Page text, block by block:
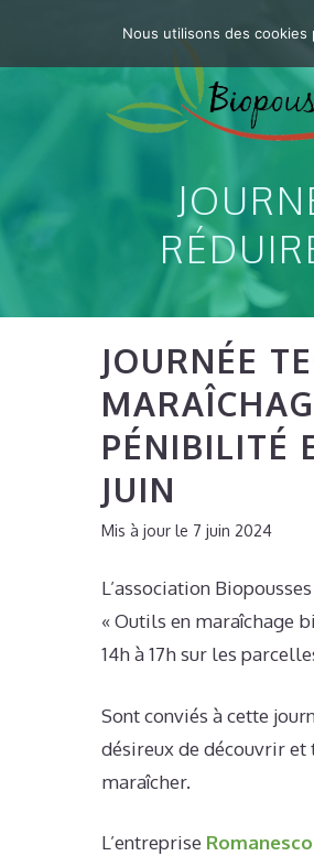
JOURNÉE
PÉNIBILITÉ
JUIN
7 juin 2024
L’association
« Outils en maraîchage
14h à 17h sur les
Sont conviés à cette
désireux de découvrir
maraîcher.
L’entreprise Romanesco
Nous utilisons des